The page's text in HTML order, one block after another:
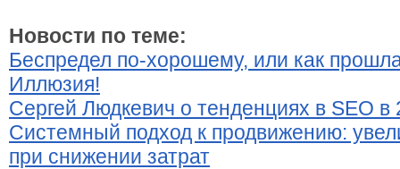
Новости по теме:
Беспредел по-хорошему, или как
Иллюзия!
Сергей Людкевич о тенденциях в SEO в
Системный подход к продвижению:
при снижении затрат